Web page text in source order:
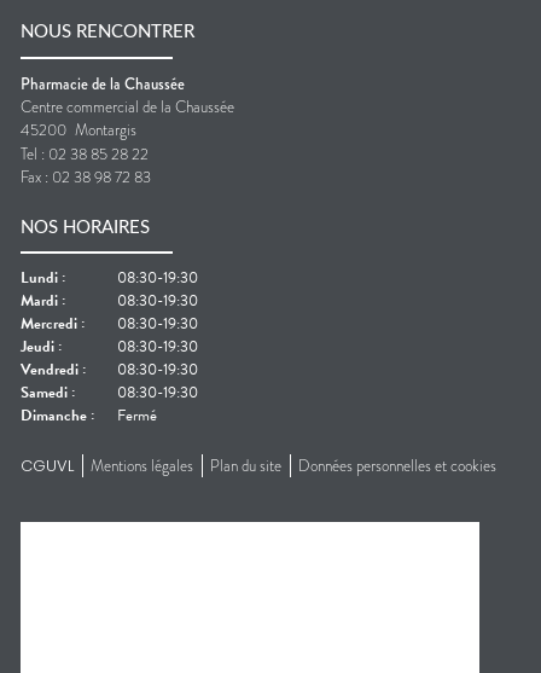
NOUS RENCONTRER
Pharmacie de la Chaussée
Centre commercial de la Chaussée
45200 Montargis
Tel : 02 38 85 28 22
Fax : 02 38 98 72 83
NOS HORAIRES
Lundi :
08:30-19:30
Mardi :
08:30-19:30
Mercredi :
08:30-19:30
Jeudi :
08:30-19:30
Vendredi :
08:30-19:30
Samedi :
08:30-19:30
Dimanche : Fermé
CGUVL Mentions légales Plan du site Données personnelles et cookies